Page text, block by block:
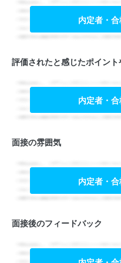
内定者・
評価されたと感じたポイン
内定者・
面接の雰囲気
内定者・
面接後のフィードバック